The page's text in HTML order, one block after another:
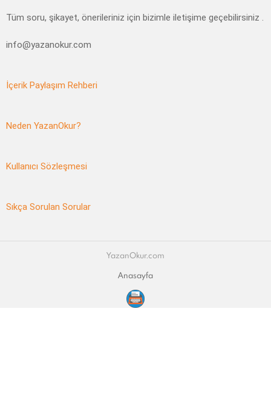
Tüm soru, şikayet, önerileriniz için bizimle iletişime geçebilirsiniz .
info@yazanokur.com
İçerik Paylaşım Rehberi
Neden YazanOkur?
Kullanıcı Sözleşmesi
Sıkça Sorulan Sorular
YazanOkur.com
Anasayfa